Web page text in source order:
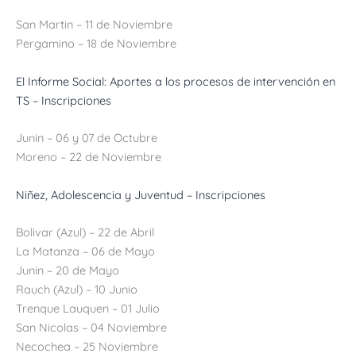
San Martin – 11 de Noviembre
Pergamino – 18 de Noviembre
El Informe Social: Aportes a los procesos de intervención en
TS – Inscripciones
Junin – 06 y 07 de Octubre
Moreno – 22 de Noviembre
Niñez, Adolescencia y Juventud – Inscripciones
Bolivar (Azul) – 22 de Abril
La Matanza – 06 de Mayo
Junin – 20 de Mayo
Rauch (Azul) – 10 Junio
Trenque Lauquen – 01 Julio
San Nicolas – 04 Noviembre
Necochea – 25 Noviembre